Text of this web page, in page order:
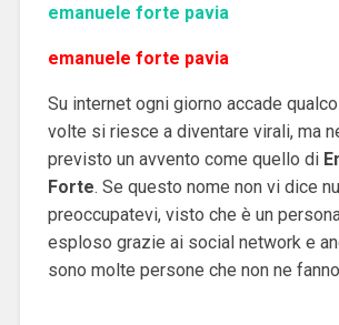
emanuele forte pavia
emanuele forte pavia
Su internet ogni giorno accade
volte si riesce a diventare virali, ma
previsto un avvento come quello di
Forte. Se questo nome non vi dice
preoccupatevi, visto che è un
esploso grazie ai social network e
sono molte persone che non ne